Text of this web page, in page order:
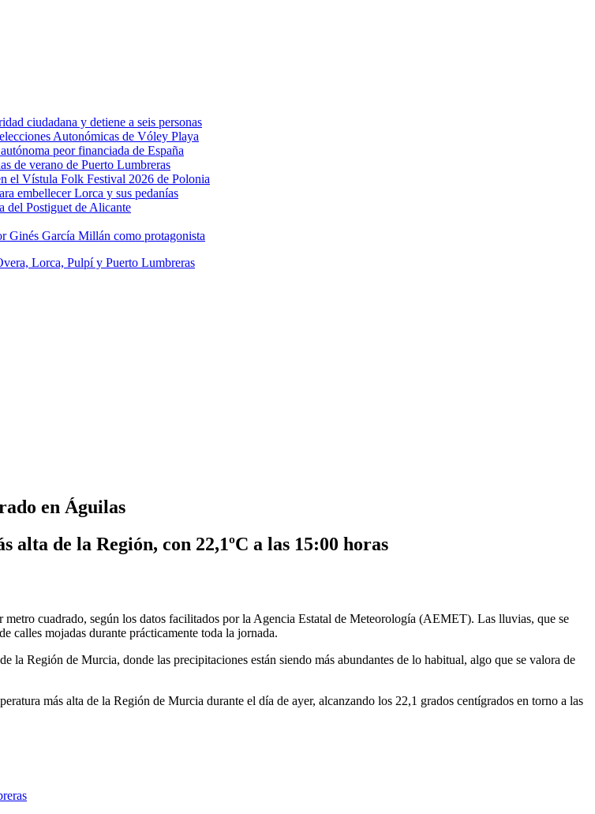
ciudadana y detiene a seis personas
Autonómicas de Vóley Playa
peor financiada de España
de verano de Puerto Lumbreras
el Vístula Folk Festival 2026 de Polonia
embellecer Lorca y sus pedanías
del Postiguet de Alicante
Ginés García Millán como protagonista
Lorca, Pulpí y Puerto Lumbreras
en Águilas
de la Región, con 22,1ºC a las 15:00 horas
cuadrado, según los datos facilitados por la Agencia Estatal de Meteorología (AEMET). Las lluvias, que se
calles mojadas durante prácticamente toda la jornada.
Región de Murcia, donde las precipitaciones están siendo más abundantes de lo habitual, algo que se valora de
más alta de la Región de Murcia durante el día de ayer, alcanzando los 22,1 grados centígrados en torno a las